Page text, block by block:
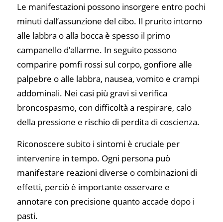
Le manifestazioni possono insorgere entro pochi
minuti dall’assunzione del cibo. Il prurito intorno
alle labbra o alla bocca è spesso il primo
campanello d’allarme. In seguito possono
comparire pomfi rossi sul corpo, gonfiore alle
palpebre o alle labbra, nausea, vomito e crampi
addominali. Nei casi più gravi si verifica
broncospasmo, con difficoltà a respirare, calo
della pressione e rischio di perdita di coscienza.
Riconoscere subito i sintomi è cruciale per
intervenire in tempo. Ogni persona può
manifestare reazioni diverse o combinazioni di
effetti, perciò è importante osservare e
annotare con precisione quanto accade dopo i
pasti.